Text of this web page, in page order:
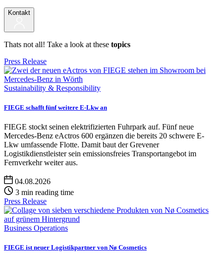
Kontakt
Thats not all! Take a look at these topics
Press Release
Sustainability & Responsibility
FIEGE schafft fünf weitere E-Lkw an
FIEGE stockt seinen elektrifizierten Fuhrpark auf. Fünf neue
Mercedes-Benz eActros 600 ergänzen die bereits 20 schwere E-
Lkw umfassende Flotte. Damit baut der Grevener
Logistikdienstleister sein emissionsfreies Transportangebot im
Fernverkehr weiter aus.
04.08.2026
3 min reading time
Press Release
Business Operations
FIEGE ist neuer Logistikpartner von Nø Cosmetics